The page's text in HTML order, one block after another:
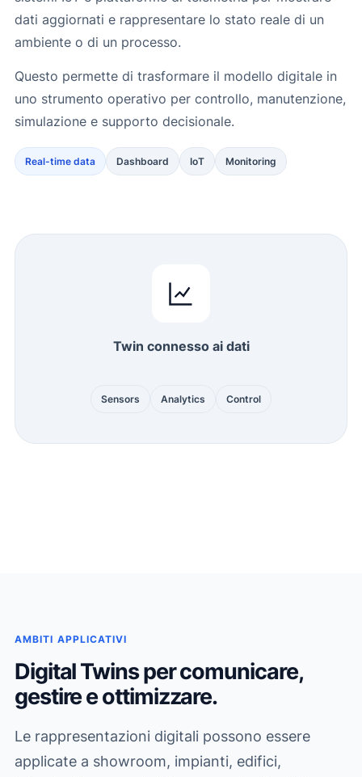
dati aggiornati e rappresentare lo stato reale di un
ambiente o di un processo.
Questo permette di trasformare il modello digitale in
uno strumento operativo per controllo, manutenzione,
simulazione e supporto decisionale.
Real-time data Dashboard IoT Monitoring
Twin connesso ai dati
Sensors Analytics Control
AMBITI APPLICATIVI
Digital Twins per comunicare,
gestire e ottimizzare.
Le rappresentazioni digitali possono essere
applicate a showroom, impianti, edifici,